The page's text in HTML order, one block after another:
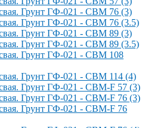
Грунт ГФ-021 - СВМ 76 (3)
Грунт ГФ-021 - СВМ 76 (3.5)
Грунт ГФ-021 - СВМ 89 (3)
Грунт ГФ-021 - СВМ 89 (3.5)
Грунт ГФ-021 - СВМ 108
Грунт ГФ-021 - СВМ 114 (4)
Грунт ГФ-021 - СВМ-F 57 (3)
Грунт ГФ-021 - СВМ-F 76 (3)
Грунт ГФ-021 - СВМ-F 76